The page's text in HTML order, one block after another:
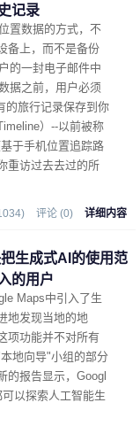
记录
置数据的方式，不
备上，而不是备份
的一封电子邮件中
据之前， 用户必须
的旅行记录保存到你
）--以前被称
于手机位置追踪路
重访过去去过的所
评论 (0) 详细内容
生成式AI的使用范
的用户
Maps中引入了生
地发现当地的地
项功能并不对所有
地向导"小组的部分
的报告显示，Googl
以探索人工智能生